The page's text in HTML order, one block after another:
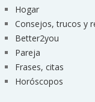
Hogar
Consejos, trucos y
Better2you
Pareja
Frases, citas
Horóscopos